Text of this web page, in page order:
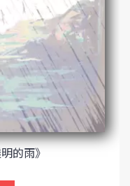
的雨》